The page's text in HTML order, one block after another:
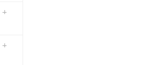
+
+